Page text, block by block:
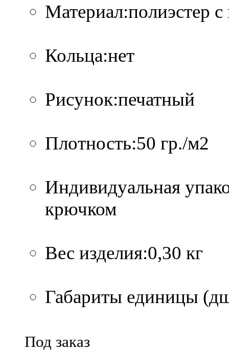
Материал:полиэстер
Кольца:нет
Рисунок:печатный
Плотность:50 гр./м2
Индивидуальная
крючком
Вес изделия:0,30 кг
Габариты единицы
Под заказ